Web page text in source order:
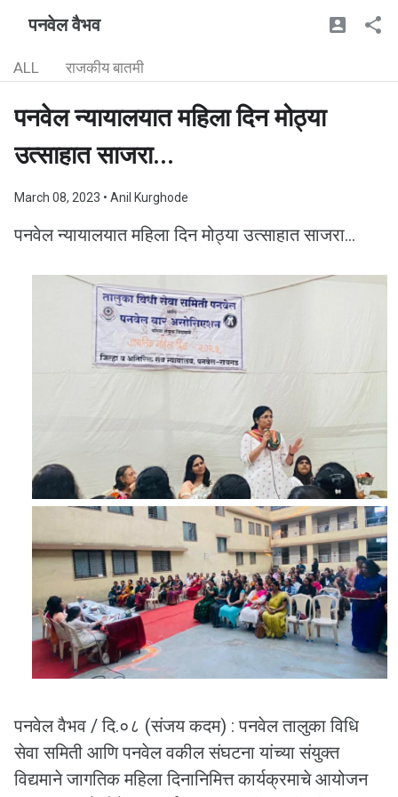
पनवेल वैभव
ALL राजकीय बातमी
पनवेल न्यायालयात महिला दिन मोठ्या
उत्साहात साजरा...
March 08, 2023 • Anil Kurghode
पनवेल न्यायालयात महिला दिन मोठ्या उत्साहात साजरा...
पनवेल वैभव / दि.०८ (संजय कदम) : पनवेल तालुका विधि
सेवा समिती आणि पनवेल वकील संघटना यांच्या संयुक्त
विद्यमाने जागतिक महिला दिनानिमित्त कार्यक्रमाचे आयोजन